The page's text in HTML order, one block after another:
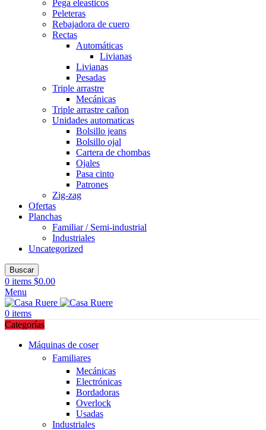
Pega eleasticos
Peleteras
Rebajadora de cuero
Rectas
Automáticas
Livianas
Livianas
Pesadas
Triple arrastre
Mecánicas
Triple arrastre cañon
Unidades automaticas
Bolsillo jeans
Bolsillo ojal
Cartera de chombas
Ojales
Pasa cinto
Patrones
Zig-zag
Ofertas
Planchas
Familiar / Semi-industrial
Industriales
Uncategorized
Buscar
0 items $0.00
Menu
0 items
Categorías
Máquinas de coser
Familiares
Mecánicas
Electrónicas
Bordadoras
Overlock
Usadas
Industriales